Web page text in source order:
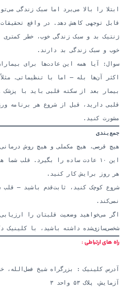
ابتلا را بالا می‌برد اما سبک زندگی
قابل توجهی کاهش دهد. در واقع
ژنتیک بد و سبک زندگی خوب، خطر کمتری
خوب و سبک زندگی بد دارند.
سوال: آیا همه این عادت‌ها برای
اکثر آن‌ها بله — اما با تنظیماتی.
بیمار بعد از سکته قلبی باید با پزشک
قلبی دارید، قبل از شروع هر برنامه
مشورت کنید.
جمع‌بندی
هیچ قرصی، هیچ مکملی و هیچ روش
این ۱۰ عادت ساده را بگیرد. قلب
هر روز برایش کار کنید.
شروع کوچک کنید، ثابت‌قدم باشید — قلب
نمی‌کند.
اگر می‌خواهید وضعیت قلبتان را
شخصی‌سازی‌شده داشته باشید، با کلینیک
راه های ارتباطی :
آدرس کلینیک : بزرگراه شیخ فضل‌الله،
آزمایش، پلاک ۵۳ واحد ۳